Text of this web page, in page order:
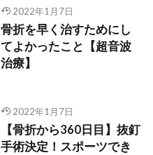
2022年1月7日
骨折を早く治すためにし
てよかったこと【超音波
治療】
2022年1月7日
【骨折から360日目】抜釘
手術決定！スポーツでき